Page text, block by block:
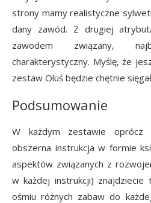
strony mamy realistyczne
dany zawód. Z drugiej
zawodem związany,
charakterystyczny. Myślę, że
zestaw Oluś będzie chętnie
Podsumowanie
W każdym zestawie
obszerna instrukcja w formie
aspektów związanych z
w każdej instrukcji)
ośmiu różnych zabaw do